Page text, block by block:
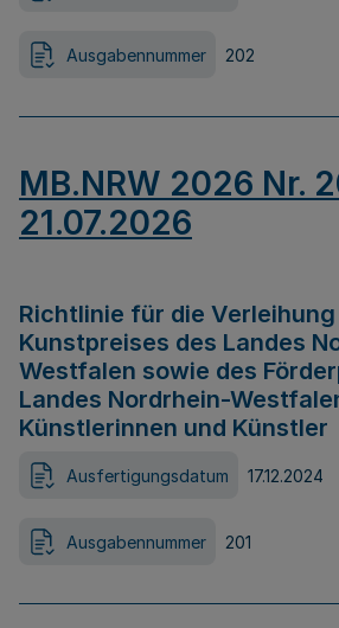
Ausgabennummer 202
MB.NRW 2026 Nr.
21.07.2026
Richtlinie für die Verleihung
Kunstpreises des Landes
Westfalen sowie des
Landes Nordrhein-
Künstlerinnen und Künstler
Ausfertigungsdatum 17.12.2024
Ausgabennummer 201